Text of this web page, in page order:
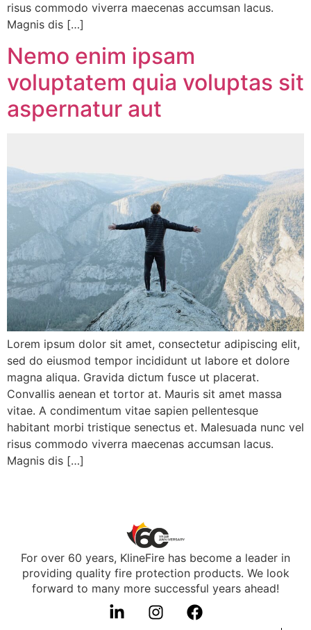
risus commodo viverra maecenas accumsan lacus.
Magnis dis […]
Nemo enim ipsam
voluptatem quia voluptas sit
aspernatur aut
Lorem ipsum dolor sit amet, consectetur adipiscing elit,
sed do eiusmod tempor incididunt ut labore et dolore
magna aliqua. Gravida dictum fusce ut placerat.
Convallis aenean et tortor at. Mauris sit amet massa
vitae. A condimentum vitae sapien pellentesque
habitant morbi tristique senectus et. Malesuada nunc vel
risus commodo viverra maecenas accumsan lacus.
Magnis dis […]
For over 60 years, KlineFire has become a leader in
providing quality fire protection products. We look
forward to many more successful years ahead!